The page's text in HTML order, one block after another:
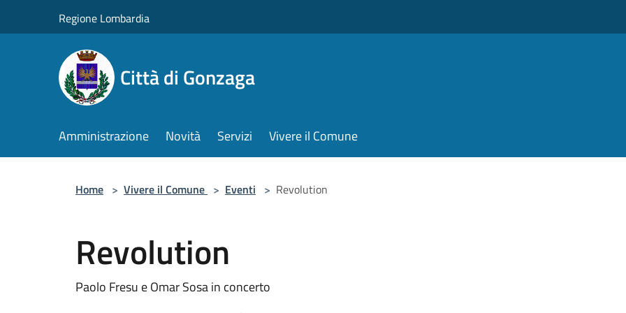
Regione Lombardia
Città di Gonzaga
Amministrazione Novità Servizi Vivere il Comune
Home > Vivere il Comune > Eventi > Revolution
Revolution
Paolo Fresu e Omar Sosa in concerto